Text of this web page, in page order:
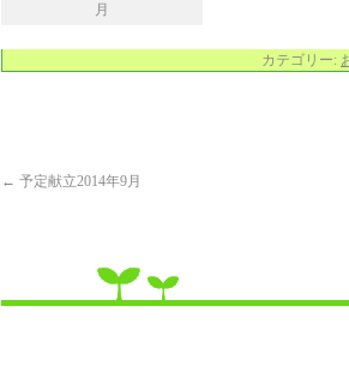
月
カテゴリー:
← 予定献立2014年9月